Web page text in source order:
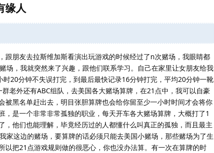
缘人
跟朋友去拉斯维加斯看演出玩游戏的时候经过了n次赌场，我眼睛都
场，我就突然来了兴趣，跟他们联系学习。自己在家里让女朋友给我
20分钟不失误打完，到最后最快记录16分钟打完，平均20分钟一靴
老外还有ABC组队，去美国各大赌场算牌，在21点中，我可以自豪
黑名单赶出去，明目张胆算牌也会给你留至少一小时时间才会将你
是一个非常非常孤独的职业，每天开车各大赌场算牌，大概打了1
他们也能理解，毕竟经历过的人都懂什么叫真正的孤独，而且最主
家这边的赌场，要算牌的话必须只能去美国小赌场，那些赌场为了生
把21点游戏规则做的很恶心，你也没办法算。有一次在算牌的时